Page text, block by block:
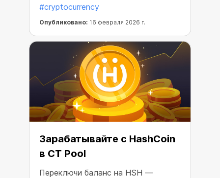
предсказуемого заработка.
#cryptocurrency
Опубликовано: 16 февраля 2026 г.
Зарабатывайте с HashCoin
в CT Pool
Переключи баланс на HSH —